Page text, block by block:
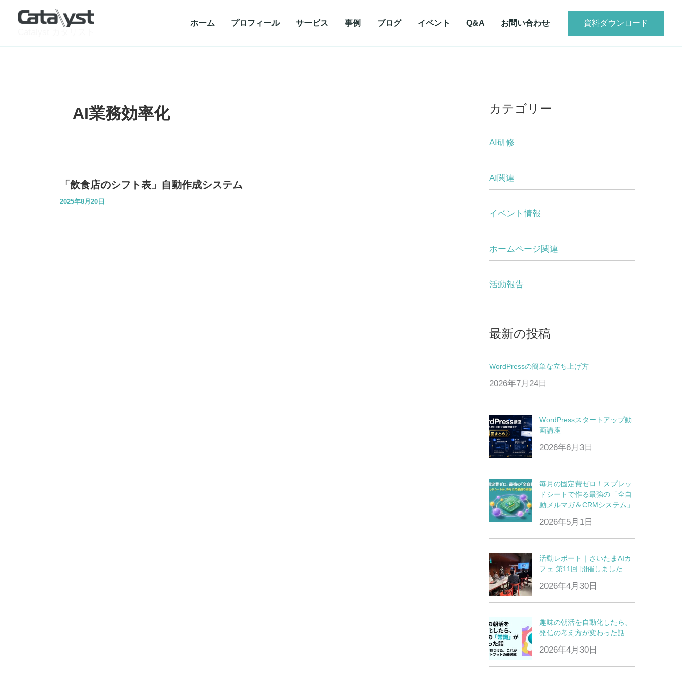
ス
ホーム プロフィール サービス 事例 ブログ イベント Q&A お問い合わせ 資料ダウンロード
AI業務効率化
「飲食店のシフト表」自動作成システム
2025年8月20日
カテゴリー
AI研修
AI関連
イベント情報
ホームページ関連
活動報告
最新の投稿
WordPressの簡単な立ち上げ方
2026年7月24日
WordPressスタートアップ動
画講座
2026年6月3日
毎月の固定費ゼロ！スプレッ
ドシートで作る最強の「全自
動メルマガ＆CRMシステム」
2026年5月1日
活動レポート｜さいたまAIカ
フェ 第11回 開催しました
2026年4月30日
趣味の朝活を自動化したら、
発信の考え方が変わった話
2026年4月30日